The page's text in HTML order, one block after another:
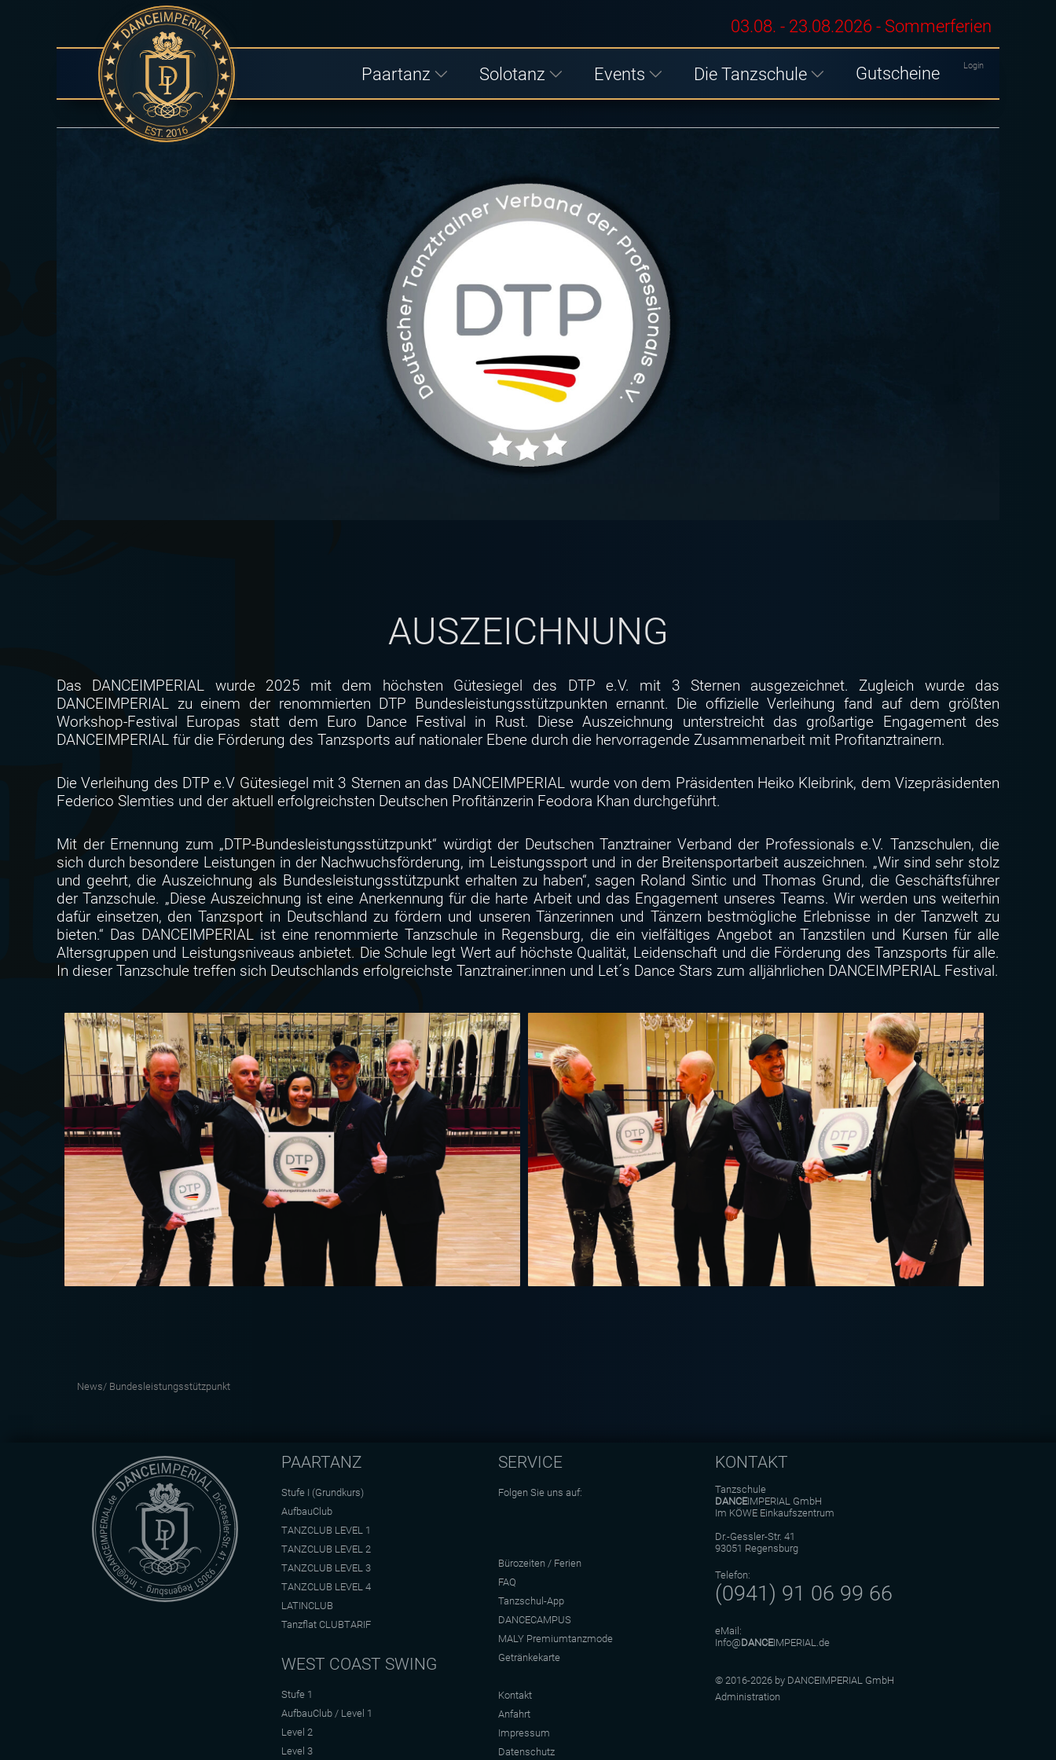
Paartanz Solotanz Events Die Tanzschule Gutscheine Login
03.08. - 23.08.2026 - Sommerferien
AUSZEICHNUNG
Das DANCEIMPERIAL wurde 2025 mit dem höchsten Gütesiegel des DTP e.V. mit 3 Sternen ausgezeichnet. Zugleich wurde das
DANCEIMPERIAL zu einem der renommierten DTP Bundesleistungsstützpunkten ernannt. Die offizielle Verleihung fand auf dem größten
Workshop-Festival Europas statt dem Euro Dance Festival in Rust. Diese Auszeichnung unterstreicht das großartige Engagement des
DANCEIMPERIAL für die Förderung des Tanzsports auf nationaler Ebene durch die hervorragende Zusammenarbeit mit Profitanztrainern.
Die Verleihung des DTP e.V Gütesiegel mit 3 Sternen an das DANCEIMPERIAL wurde von dem Präsidenten Heiko Kleibrink, dem Vizepräsidenten
Federico Slemties und der aktuell erfolgreichsten Deutschen Profitänzerin Feodora Khan durchgeführt.
Mit der Ernennung zum „DTP-Bundesleistungsstützpunkt“ würdigt der Deutschen Tanztrainer Verband der Professionals e.V. Tanzschulen, die
sich durch besondere Leistungen in der Nachwuchsförderung, im Leistungssport und in der Breitensportarbeit auszeichnen. „Wir sind sehr stolz
und geehrt, die Auszeichnung als Bundesleistungsstützpunkt erhalten zu haben“, sagen Roland Sintic und Thomas Grund, die Geschäftsführer
der Tanzschule. „Diese Auszeichnung ist eine Anerkennung für die harte Arbeit und das Engagement unseres Teams. Wir werden uns weiterhin
dafür einsetzen, den Tanzsport in Deutschland zu fördern und unseren Tänzerinnen und Tänzern bestmögliche Erlebnisse in der Tanzwelt zu
bieten.“ Das DANCEIMPERIAL ist eine renommierte Tanzschule in Regensburg, die ein vielfältiges Angebot an Tanzstilen und Kursen für alle
Altersgruppen und Leistungsniveaus anbietet. Die Schule legt Wert auf höchste Qualität, Leidenschaft und die Förderung des Tanzsports für alle.
In dieser Tanzschule treffen sich Deutschlands erfolgreichste Tanztrainer:innen und Let´s Dance Stars zum alljährlichen DANCEIMPERIAL Festival.
News/ Bundesleistungsstützpunkt
PAARTANZ
Stufe I (Grundkurs)
AufbauClub
TANZCLUB LEVEL 1
TANZCLUB LEVEL 2
TANZCLUB LEVEL 3
TANZCLUB LEVEL 4
LATINCLUB
Tanzflat CLUBTARIF
WEST COAST SWING
Stufe 1
AufbauClub / Level 1
Level 2
Level 3
SERVICE
Folgen Sie uns auf:
Bürozeiten / Ferien
FAQ
Tanzschul-App
DANCECAMPUS
MALY Premiumtanzmode
Getränkekarte
Kontakt
Anfahrt
Impressum
Datenschutz
KONTAKT
Tanzschule
DANCEIMPERIAL GmbH
Im KÖWE Einkaufszentrum
Dr.-Gessler-Str. 41
93051 Regensburg
Telefon:
(0941) 91 06 99 66
eMail:
Info@DANCEIMPERIAL.de
© 2016-2026 by DANCEIMPERIAL GmbH
Administration